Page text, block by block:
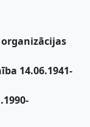
14.06.1941-